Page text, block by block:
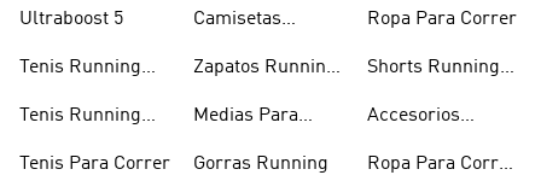
Ultraboost 5
Tenis Running
Tenis Running
Tenis Para Correr
Camisetas
Zapatos Running
Medias Para
Gorras Running
Ropa Para Correr
Shorts Running
Accesorios
Ropa Para Correr